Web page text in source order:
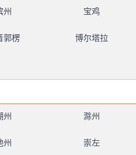
州 宝鸡
郭楞 博尔塔拉
州 滁州
州 崇左